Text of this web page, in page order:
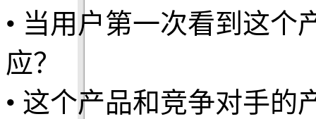
• 当用户第一次看到这个
应？
• 这个产品和竞争对手的